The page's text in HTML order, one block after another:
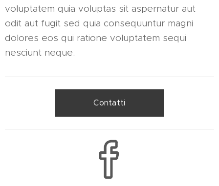
voluptatem quia voluptas sit aspernatur aut
odit aut fugit sed quia consequuntur magni
dolores eos qui ratione voluptatem sequi
nesciunt neque.
Contatti